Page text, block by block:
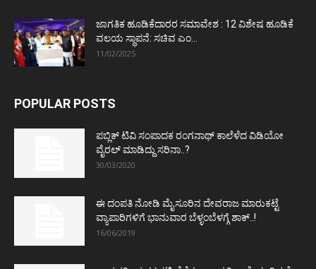
ಜಾಗತಿಕ ಹೂಡಿಕೆದಾರರ ಸಮಾವೇಶ : 12 ವಿಶೇಷ ಹೂಡಿಕೆ
ವಲಯ ಸ್ಥಾಪನೆ: ಸಚಿವ ಎಂ...
11/02/2025
POPULAR POSTS
ಪಬ್ಲಿಕ್ ಟಿವಿ ಸಂಪಾದಕ ರಂಗನಾಥ್ ಕಾಲೆಳೆದ ವಿಡಿಯೋ
ವೈರಲ್ ಮಾಡಿದ್ದು ಸರಿನಾ..?
30/03/2020
ಈ ದಂಪತಿ ನೋಡಿ ಮೈಸೂರಿನ ದೇವರಾಜ ಮಾರುಕಟ್ಟೆ
ವ್ಯಾಪಾರಿಗಳಿಗೆ ಭಾನುವಾರ ಬೆಳ್ಳಂಬೆಳಗ್ಗೆ ಶಾಕ್..!
16/06/2019